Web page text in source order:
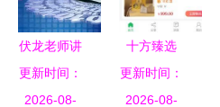
伏龙老师讲
专业 软件
工程专业深
更新时间：
2026-08-
十方臻选
App官方版
下载指南
更新时间：
2026-08-